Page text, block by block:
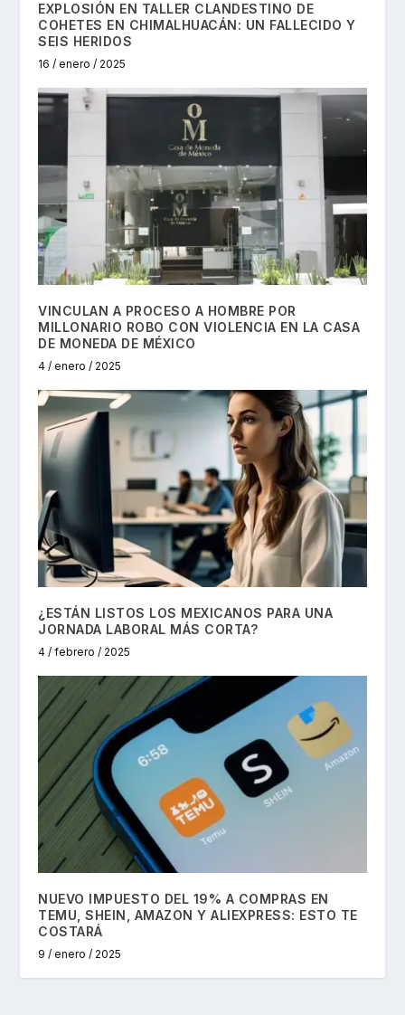
EXPLOSIÓN EN TALLER CLANDESTINO DE
COHETES EN CHIMALHUACÁN: UN FALLECIDO Y
SEIS HERIDOS
16 / enero / 2025
VINCULAN A PROCESO A HOMBRE POR
MILLONARIO ROBO CON VIOLENCIA EN LA CASA
DE MONEDA DE MÉXICO
4 / enero / 2025
¿ESTÁN LISTOS LOS MEXICANOS PARA UNA
JORNADA LABORAL MÁS CORTA?
4 / febrero / 2025
NUEVO IMPUESTO DEL 19% A COMPRAS EN
TEMU, SHEIN, AMAZON Y ALIEXPRESS: ESTO TE
COSTARÁ
9 / enero / 2025